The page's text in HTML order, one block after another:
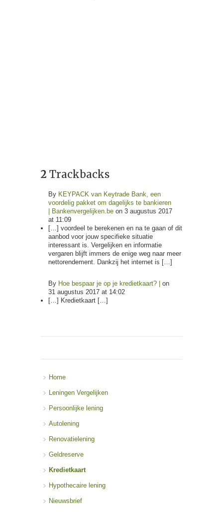
2 Trackbacks
By KEYPACK van Keytrade Bank, een
voordelig pakket om dagelijks te bankieren
| Bankenvergelijken.beon 3 augustus 2017
at 11:09
[…] voordeel te berekenen en na te gaan of dit
aanbod voor jouw specifieke situatie
interessant is. Vergelijken en informatie
vergaren blijft immers de enige weg naar meer
nettorendement. Dankzij het internet is […]
By Hoe bespaar je op je kredietkaart? |
on
31 augustus 2017 at 14:02
[…] Kredietkaart […]
Home
Leningen Vergelijken
Persoonlijke lening
Autolening
Renovatielening
Geldreserve
Kredietkaart
Hypothecaire lening
Nieuwsbrief